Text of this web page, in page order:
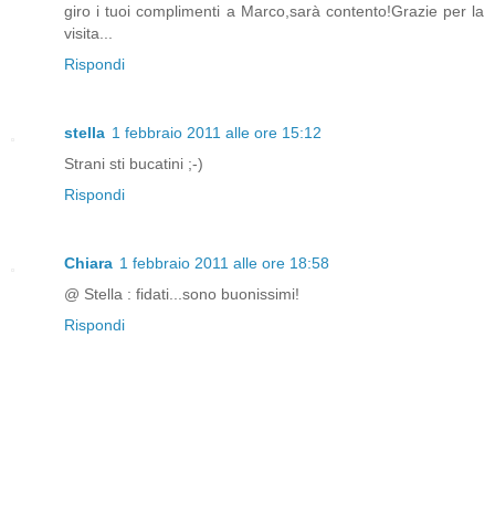
giro i tuoi complimenti a Marco,sarà contento!Grazie per la
visita...
Rispondi
stella 1 febbraio 2011 alle ore 15:12
Strani sti bucatini ;-)
Rispondi
Chiara 1 febbraio 2011 alle ore 18:58
@ Stella : fidati...sono buonissimi!
Rispondi